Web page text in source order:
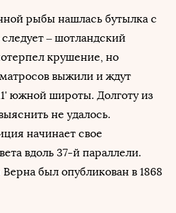
рыбы нашлась бутылка с
– шотландский
крушение, но
выжили и ждут
южной широты. Долготу из
не удалось.
начинает свое
вдоль 37-й параллели.
был опубликован в 1868